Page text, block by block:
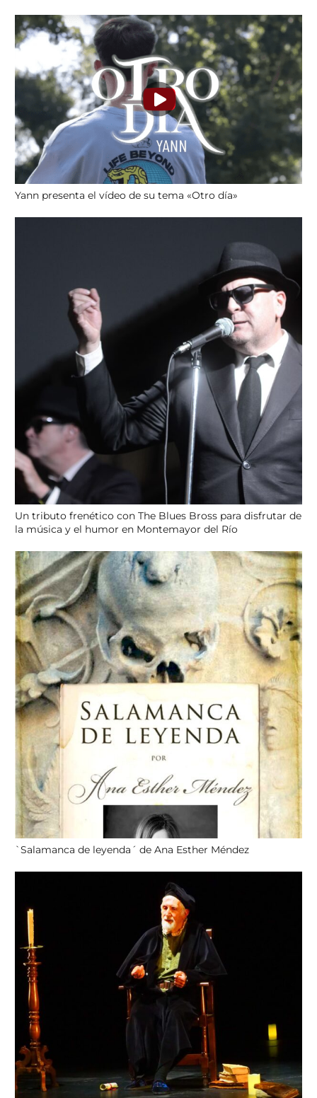
Yann presenta el vídeo de su tema «Otro día»
Un tributo frenético con The Blues Bross para disfrutar de
la música y el humor en Montemayor del Río
`Salamanca de leyenda´ de Ana Esther Méndez